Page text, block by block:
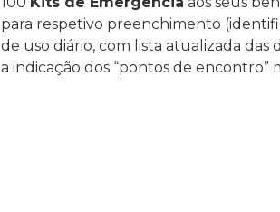
para respetivo preenchimento
de uso diário, com lista atualizada das
a indicação dos “pontos de encontro”